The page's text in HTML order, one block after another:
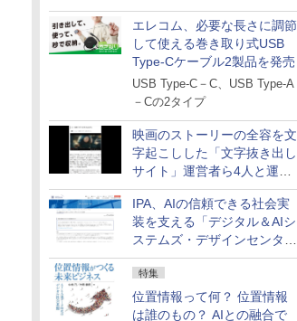
エレコム、必要な長さに調節
して使える巻き取り式USB
Type-Cケーブル2製品を発売
USB Type-C－C、USB Type-A
－Cの2タイプ
映画のストーリーの全容を文
字起こしした「文字抜き出し
サイト」運営者ら4人と運営
法人に有罪判決
IPA、AIの信頼できる社会実
装を支える「デジタル＆AIシ
ステムズ・デザインセンタ
ー」新設
特集
位置情報って何？ 位置情報
は誰のもの？ AIとの融合で